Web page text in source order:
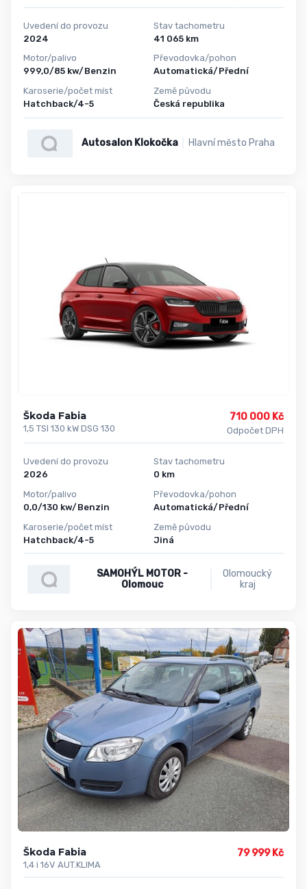
Uvedení do provozu
2024
Motor/palivo
999,0/85 kw/Benzin
Karoserie/počet míst
Hatchback/4-5
Stav tachometru
41 065 km
Převodovka/pohon
Automatická/Přední
Země původu
Česká republika
Autosalon Klokočka Hlavní město Praha
Škoda Fabia
1,5 TSI 130 kW DSG 130
710 000 Kč
Odpočet DPH
Uvedení do provozu
2026
Motor/palivo
0,0/130 kw/Benzin
Karoserie/počet míst
Hatchback/4-5
Stav tachometru
0 km
Převodovka/pohon
Automatická/Přední
Země původu
Jiná
SAMOHÝL MOTOR -
Olomouc
Olomoucký
kraj
Škoda Fabia
1,4 i 16V AUT.KLIMA
79 999 Kč